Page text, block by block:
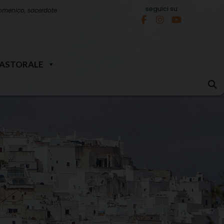
sacerdote seguici su